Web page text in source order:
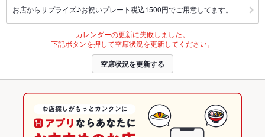
お店からサプライズ♪お祝いプレート税込1500円でご用意してます。
カレンダーの更新に失敗しました。
下記ボタンを押して空席状況を更新してください。
空席状況を更新する